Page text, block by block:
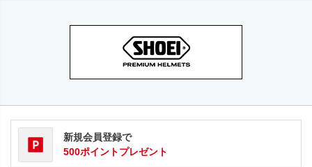
新規会員登録で
500ポイントプレゼント